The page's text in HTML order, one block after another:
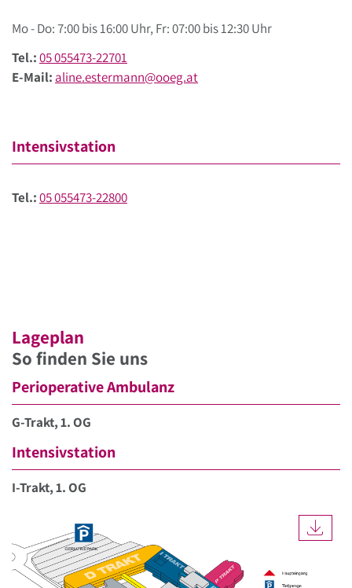
Mo - Do: 7:00 bis 16:00 Uhr, Fr: 07:00 bis 12:30 Uhr
Tel.:05 055473-22701
E-Mail: aline.estermann@ooeg.at
Intensivstation
Tel.:05 055473-22800
Lageplan
So finden Sie uns
Perioperative Ambulanz
G-Trakt, 1. OG
Intensivstation
I-Trakt, 1. OG